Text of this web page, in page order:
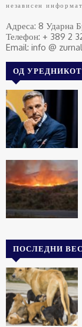
независен
Адреса: 8 Ударна
Телефон: + 389 2
Email: info @
ОД УРЕДНИКОТ
ПОСЛЕДНИ